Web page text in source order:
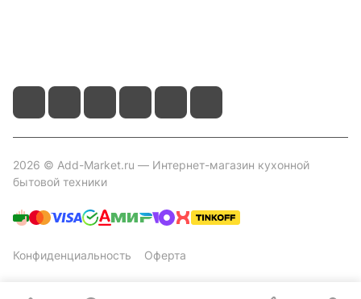
2026 © Add-Market.ru — Интернет-магазин кухонной
бытовой техники
Конфиденциальность Оферта